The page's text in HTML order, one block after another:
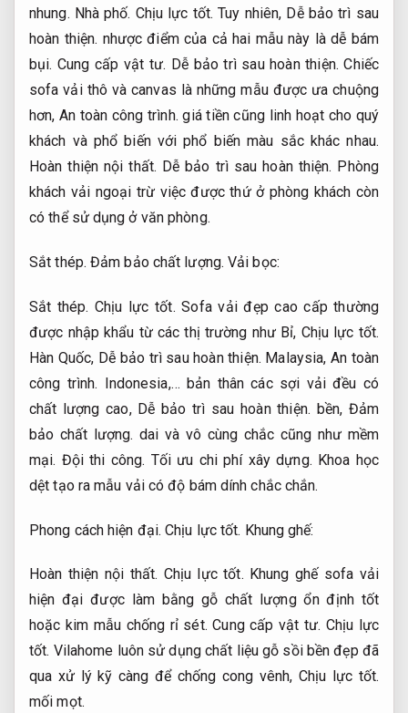
nhung. Nhà phố. Chịu lực tốt. Tuy nhiên, Dễ bảo trì sau
hoàn thiện. nhược điểm của cả hai mẫu này là dễ bám
bụi.Cung cấp vật tư. Dễ bảo trì sau hoàn thiện. Chiếc
sofa vải thô và canvas là những mẫu được ưa chuộng
hơn,An toàn công trình. giá tiền cũng linh hoạt cho quý
khách và phổ biến với phổ biến màu sắc khác nhau.
Hoàn thiện nội thất. Dễ bảo trì sau hoàn thiện. Phòng
khách vải ngoại trừ việc được thứ ở phòng khách còn
có thể sử dụng ở văn phòng.
Sắt thép. Đảm bảo chất lượng. Vải bọc:
Sắt thép. Chịu lực tốt. Sofa vải đẹp cao cấp thường
được nhập khẩu từ các thị trường như Bỉ, Chịu lực tốt.
Hàn Quốc, Dễ bảo trì sau hoàn thiện. Malaysia, An toàn
công trình. Indonesia,… bản thân các sợi vải đều có
chất lượng cao, Dễ bảo trì sau hoàn thiện. bền, Đảm
bảo chất lượng. dai và vô cùng chắc cũng như mềm
mại. Đội thi công. Tối ưu chi phí xây dựng. Khoa học
dệt tạo ra mẫu vải có độ bám dính chắc chắn.
Phong cách hiện đại. Chịu lực tốt. Khung ghế:
Hoàn thiện nội thất. Chịu lực tốt. Khung ghế sofa vải
hiện đại được làm bằng gỗ chất lượng ổn định tốt
hoặc kim mẫu chống rỉ sét.Cung cấp vật tư. Chịu lực
tốt. Vilahome luôn sử dụng chất liệu gỗ sồi bền đẹp đã
qua xử lý kỹ càng để chống cong vênh, Chịu lực tốt.
mối mọt.